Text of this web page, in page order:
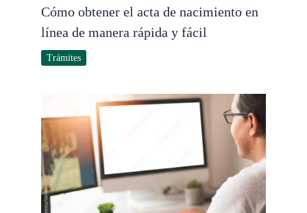
Cómo obtener el acta de nacimiento en
línea de manera rápida y fácil
Trámites